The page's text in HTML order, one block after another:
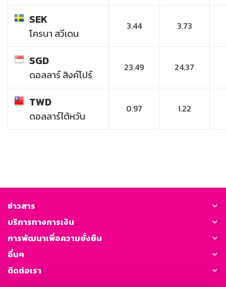
SEK
โครนา สวีเดน
3.44 3.73
SGD
ดอลลาร์ สิงค์โปร์
23.49 24.37
TWD
ดอลลาร์ไต้หวัน
0.97 1.22
ข่าวสาร
บริการทางการเงิน
การพัฒนาเพื่อความยั่งยืน
อื่นๆ
ติดต่อเรา